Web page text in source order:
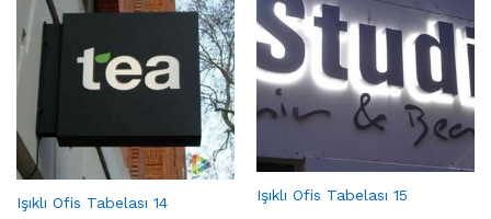
Işıklı Ofis Tabelası 14 Işıklı Ofis Tabelası 15